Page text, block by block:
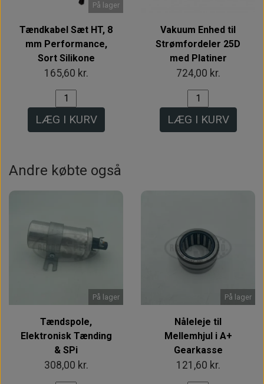
På lager
Tændkabel Sæt HT, 8
mm Performance,
Sort Silikone
165,60 kr.
LÆG I KURV
Vakuum Enhed til
Strømfordeler 25D
med Platiner
724,00 kr.
LÆG I KURV
Andre købte også
På lager
Tændspole,
Elektronisk Tænding
& SPi
308,00 kr.
På lager
Nåleleje til
Mellemhjul i A+
Gearkasse
121,60 kr.